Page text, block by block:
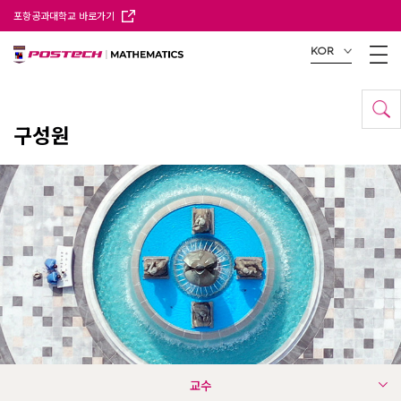
포항공과대학교 바로가기
KOR
구성원
교수